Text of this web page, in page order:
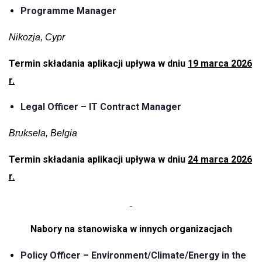
Programme Manager
Nikozja, Cypr
Termin składania aplikacji upływa w dniu 19 marca 2026
r.
Legal Officer – IT Contract Manager
Bruksela, Belgia
Termin składania aplikacji upływa w dniu 24 marca 2026
r.
Nabory na stanowiska w innych organizacjach
Policy Officer – Environment/Climate/Energy in the